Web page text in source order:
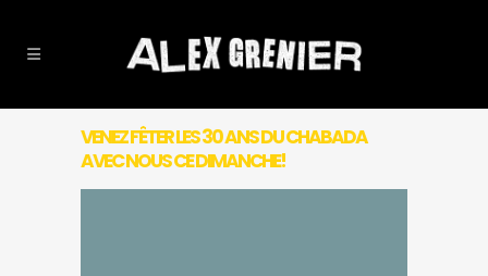
VENEZ FÊTER LES 30 ANS DU CHABADA
AVEC NOUS CE DIMANCHE!